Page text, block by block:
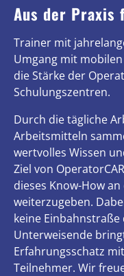
Aus der Praxis
Trainer mit
Umgang mit
die Stärke der
Schulungszentren.
Durch die tägliche
Arbeitsmitteln
wertvolles Wissen
Ziel von
dieses Know-How
weiterzugeben.
keine
Unterweisende
Erfahrungsschatz
Teilnehmer. Wir